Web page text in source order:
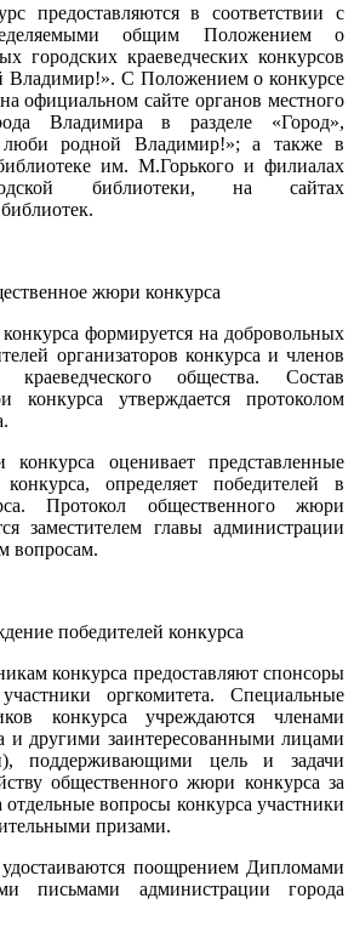
предоставляются в соответствии с
общим Положением о
городских краеведческих конкурсов
Владимир!». С Положением о конкурсе
официальном сайте органов местного
Владимира в разделе «Город»,
люби родной Владимир!»; а также в
им. М.Горького и филиалах
библиотеки, на сайтах
жюри конкурса
формируется на добровольных
организаторов конкурса и членов
краеведческого общества. Состав
конкурса утверждается протоколом
оценивает представленные
определяет победителей в
Протокол общественного жюри
заместителем главы администрации
вопросам.
победителей конкурса
конкурса предоставляют спонсоры
оргкомитета. Специальные
конкурса учреждаются членами
и другими заинтересованными лицами
поддерживающими цель и задачи
общественного жюри конкурса за
отдельные вопросы конкурса участники
призами.
поощрением Дипломами
письмами администрации города